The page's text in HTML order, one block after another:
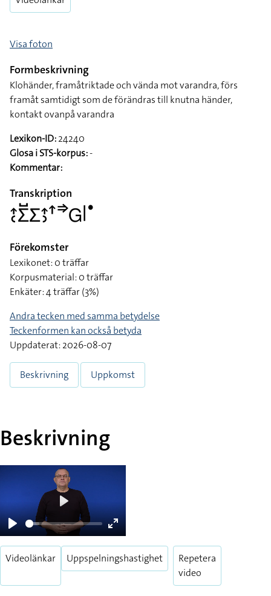
Visa foton
Formbeskrivning
Klohänder, framåtriktade och vända mot varandra, förs
framåt samtidigt som de förändras till knutna händer,
kontakt ovanpå varandra
Lexikon-ID:24240
Glosa i STS-korpus:-
Kommentar:
Transkription
􌤴􌥗􌤥􌤹􌤥􌤴􌤶􌦃􌦆􌤦􌥼􌤟
Förekomster
Lexikonet: 0 träffar
Korpusmaterial: 0 träffar
Enkäter: 4 träffar (3%)
Andra tecken med samma betydelse
Teckenformen kan också betyda
Uppdaterat: 2026-08-07
Beskrivning Uppkomst
Beskrivning
Play
Enter
fullscreen
Play
Videolänkar Uppspelningshastighet
Repetera
video